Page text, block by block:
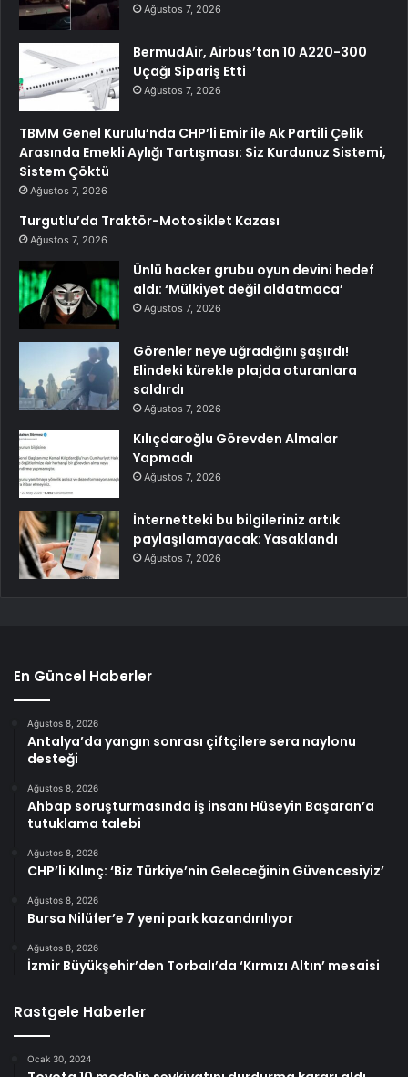
Ağustos 7, 2026
BermudAir, Airbus’tan 10 A220-300
Uçağı Sipariş Etti
Ağustos 7, 2026
TBMM Genel Kurulu’nda CHP’li Emir ile Ak Partili Çelik
Arasında Emekli Aylığı Tartışması: Siz Kurdunuz Sistemi,
Sistem Çöktü
Ağustos 7, 2026
Turgutlu’da Traktör-Motosiklet Kazası
Ağustos 7, 2026
Ünlü hacker grubu oyun devini hedef
aldı: ‘Mülkiyet değil aldatmaca’
Ağustos 7, 2026
Görenler neye uğradığını şaşırdı!
Elindeki kürekle plajda oturanlara
saldırdı
Ağustos 7, 2026
Kılıçdaroğlu Görevden Almalar
Yapmadı
Ağustos 7, 2026
İnternetteki bu bilgileriniz artık
paylaşılamayacak: Yasaklandı
Ağustos 7, 2026
En Güncel Haberler
Ağustos 8, 2026
Antalya’da yangın sonrası çiftçilere sera naylonu
desteği
Ağustos 8, 2026
Ahbap soruşturmasında iş insanı Hüseyin Başaran’a
tutuklama talebi
Ağustos 8, 2026
CHP’li Kılınç: ‘Biz Türkiye’nin Geleceğinin Güvencesiyiz’
Ağustos 8, 2026
Bursa Nilüfer’e 7 yeni park kazandırılıyor
Ağustos 8, 2026
İzmir Büyükşehir’den Torbalı’da ‘Kırmızı Altın’ mesaisi
Rastgele Haberler
Ocak 30, 2024